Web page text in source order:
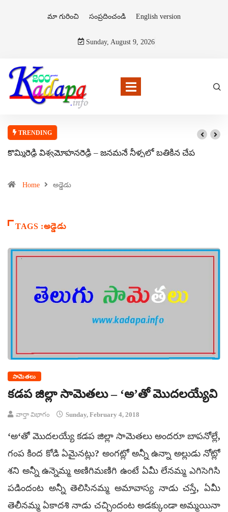
మా గురించి సంప్రదించండి English version
Sunday, August 9, 2026
TRENDING
కొమ్మిరెడ్డి విశ్వమోహనరెడ్డి – జనమనే నీళ్ళలో బతికిన చేప
Home అడ్డెడు
TAGS :అడ్డెడు
సామెతలు
కడప జిల్లా సామెతలు – ‘అ’తో మొదలయ్యేవి
వార్తా విభాగం Sunday, February 4, 2018
‘అ‘తో మొదలయ్యే కడప జిల్లా సామెతలు అందరూ బాపనోల్లే,
గంప కింద కోడి ఏమైనట్లు? అంగట్లో అన్నీ ఉన్నా అల్లుడు నోట్లో
శని అన్నీ ఉన్నెమ్మ అణిగిమణిగి ఉంటే ఏమీ లేనమ్మ ఎగిసెగిసి
పడిందంట అన్నీ తెలిసినమ్మ అమావాస్య నాడు చస్తే, ఏమీ
తెలీనమ్మ ఏకాదశి నాడు చచ్చిందంట అడక్కుండా అమ్మయినా